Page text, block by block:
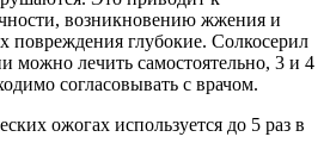
возникновению жжения и
повреждения глубокие. Солкосерил
можно лечить самостоятельно, 3 и 4
согласовывать с врачом.
ожогах используется до 5 раз в